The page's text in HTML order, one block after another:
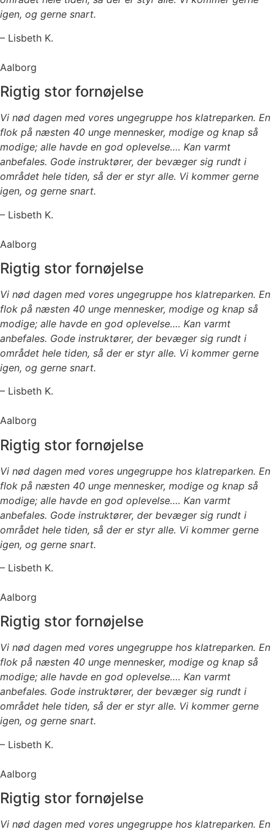
igen, og gerne snart.
– Lisbeth K.
Aalborg
Rigtig stor fornøjelse
Vi nød dagen med vores ungegruppe hos klatreparken. En
flok på næsten 40 unge mennesker, modige og knap så
modige; alle havde en god oplevelse…. Kan varmt
anbefales. Gode instruktører, der bevæger sig rundt i
området hele tiden, så der er styr alle. Vi kommer gerne
igen, og gerne snart.
– Lisbeth K.
Aalborg
Rigtig stor fornøjelse
Vi nød dagen med vores ungegruppe hos klatreparken. En
flok på næsten 40 unge mennesker, modige og knap så
modige; alle havde en god oplevelse…. Kan varmt
anbefales. Gode instruktører, der bevæger sig rundt i
området hele tiden, så der er styr alle. Vi kommer gerne
igen, og gerne snart.
– Lisbeth K.
Aalborg
Rigtig stor fornøjelse
Vi nød dagen med vores ungegruppe hos klatreparken. En
flok på næsten 40 unge mennesker, modige og knap så
modige; alle havde en god oplevelse…. Kan varmt
anbefales. Gode instruktører, der bevæger sig rundt i
området hele tiden, så der er styr alle. Vi kommer gerne
igen, og gerne snart.
– Lisbeth K.
Aalborg
Rigtig stor fornøjelse
Vi nød dagen med vores ungegruppe hos klatreparken. En
flok på næsten 40 unge mennesker, modige og knap så
modige; alle havde en god oplevelse…. Kan varmt
anbefales. Gode instruktører, der bevæger sig rundt i
området hele tiden, så der er styr alle. Vi kommer gerne
igen, og gerne snart.
– Lisbeth K.
Aalborg
Rigtig stor fornøjelse
Vi nød dagen med vores ungegruppe hos klatreparken. En